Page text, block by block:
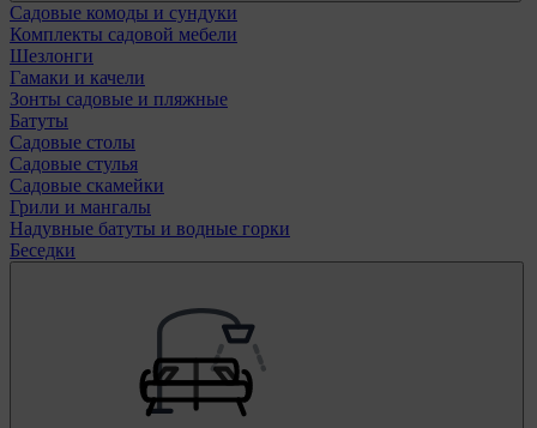
Садовые комоды и сундуки
Комплекты садовой мебели
Шезлонги
Гамаки и качели
Зонты садовые и пляжные
Батуты
Садовые столы
Садовые стулья
Садовые скамейки
Грили и мангалы
Надувные батуты и водные горки
Беседки